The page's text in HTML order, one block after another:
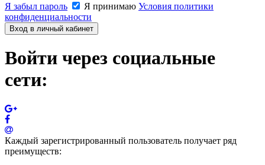
Я забыл пароль
Я принимаю Условия политики
конфиденциальности
Вход в личный кабинет
Войти через социальные
сети:
Каждый зарегистрированный пользователь получает ряд
преимуществ: